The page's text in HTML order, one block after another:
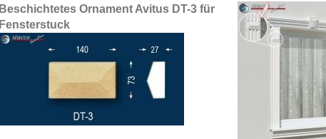
Beschichtetes Ornament Avitus DT-3 für
Fensterstuck